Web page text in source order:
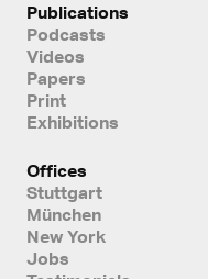
Publications
Podcasts
Videos
Papers
Print
Exhibitions
Offices
Stuttgart
München
New York
Jobs